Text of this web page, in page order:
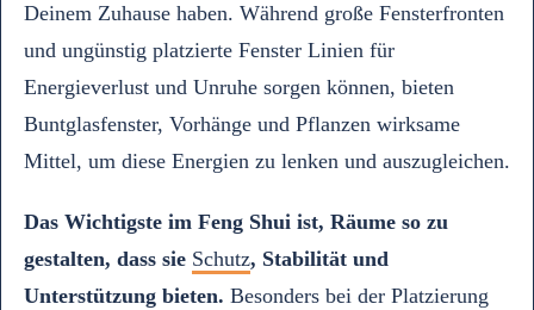
Deinem Zuhause haben. Während große Fensterfronten
und ungünstig platzierte Fenster Linien für
Energieverlust und Unruhe sorgen können, bieten
Buntglasfenster, Vorhänge und Pflanzen wirksame
Mittel, um diese Energien zu lenken und auszugleichen.
Das Wichtigste im Feng Shui ist, Räume so zu
gestalten, dass sie Schutz, Stabilität und
Unterstützung bieten. Besonders bei der Platzierung